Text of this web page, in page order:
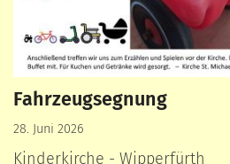
Fahrzeugsegnung
28. Juni 2026
Kinderkirche - Wipperfürth